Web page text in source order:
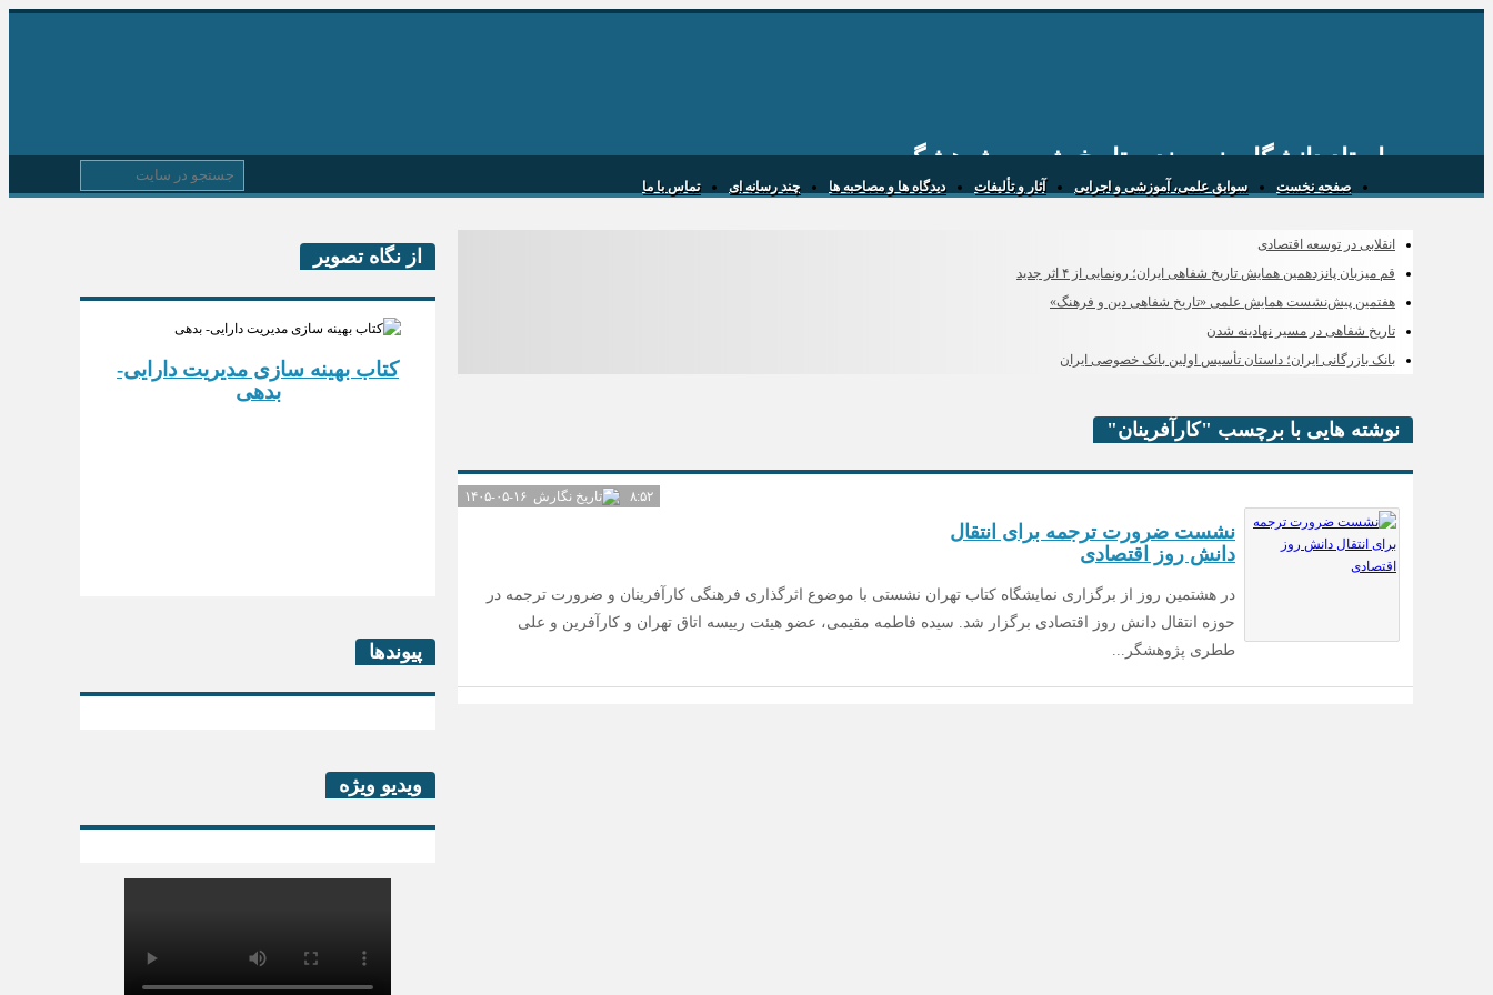
استاد دانشگاه، نویسنده، تاریخ پژوه و پژوهشگر
صفحه نخست سوابق علمی، آموزشی و اجرایی آثار و تألیفات دیدگاه ها و مصاحبه ها چند رسانه ای تماس با ما
انقلابی در توسعه اقتصادی
قم میزبان پانزدهمین همایش تاریخ شفاهی ایران؛ رونمایی از ۴ اثر جدید
هفتمین پیش‌نشست همایش علمی «تاریخ شفاهی دین و فرهنگ»
تاریخ شفاهی در مسیر نهادینه شدن
بانک بازرگانی ایران؛ داستان تأسیس اولین بانک خصوصی ایران
نوشته هایی با برچسب "کارآفرینان"
۸:۵۲
نشست ضرورت ترجمه برای انتقال
دانش روز اقتصادی
در هشتمین روز از برگزاری نمایشگاه کتاب تهران نشستی با موضوع اثرگذاری فرهنگی کارآفرینان و ضرورت ترجمه در
حوزه انتقال دانش روز اقتصادی برگزار شد. سیده فاطمه مقیمی، عضو هیئت رییسه اتاق تهران و کارآفرین و علی
ططری پژوهشگر...
از نگاه تصویر
کتاب بهینه سازی مدیریت دارایی-
بدهی
پیوندها
ویدیو ویژه